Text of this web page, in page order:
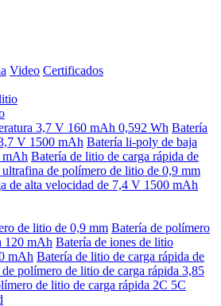
Video Certificados
3,7 V 160 mAh 0,592 Wh Batería
V 1500 mAh Batería li-poly de baja
mAh Batería de litio de carga rápida de
ultrafina de polímero de litio de 0,9 mm
de alta velocidad de 7,4 V 1500 mAh
de litio de 0,9 mm Batería de polímero
120 mAh Batería de iones de litio
mAh Batería de litio de carga rápida de
polímero de litio de carga rápida 3,85
de litio de carga rápida 2C 5C